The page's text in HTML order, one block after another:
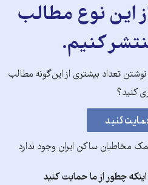
این نوع مطالب
کنیم.
تعداد بیشتری از این‌گونه مطالب
کنید؟
مخاطبان ساکن ایران وجود ندارد
چطور از ما حمایت کنید